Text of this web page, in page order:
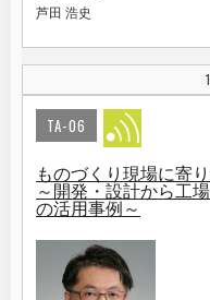
芦田 浩史
TA-06
ものづくり現場に寄
～開発・設計から工
の活用事例～